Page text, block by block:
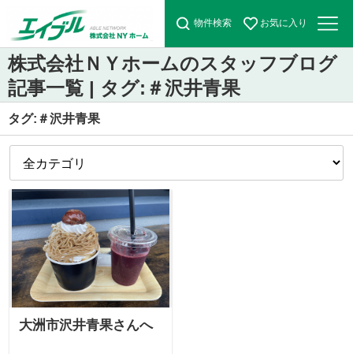
物件検索 お気に入り
株式会社ＮＹホームのスタッフブログ
記事一覧 | タグ:＃沢井青果
タグ:＃沢井青果
大洲市沢井青果さんへ